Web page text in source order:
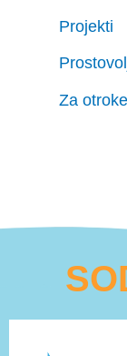
Projekti
Za otroke